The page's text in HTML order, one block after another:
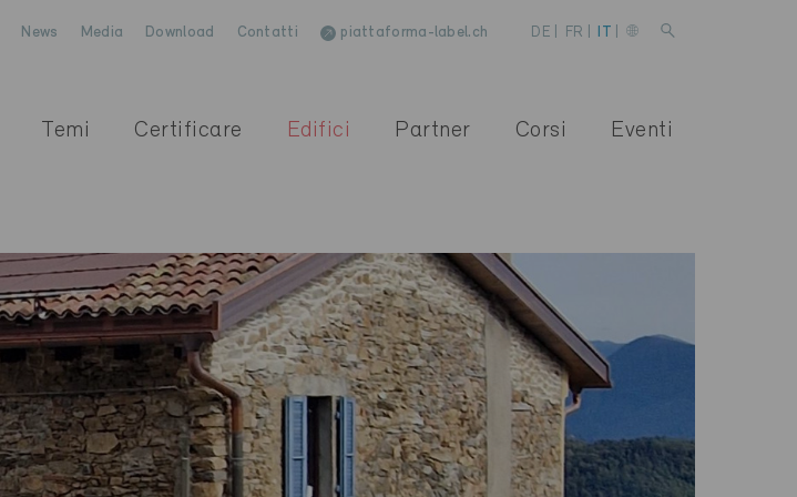
News Media Download Contatti piattaforma-label.ch DE FR IT
Temi Certificare Edifici Partner Corsi Eventi